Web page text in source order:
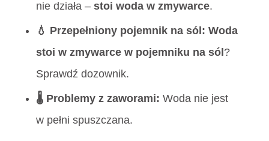
nie działa – stoi woda w zmywarce.
💧 Przepełniony pojemnik na sól: Woda
stoi w zmywarce w pojemniku na sól ?
Sprawdź dozownik.
🌡️ Problemy z zaworami: Woda nie jest
w pełni spuszczana.